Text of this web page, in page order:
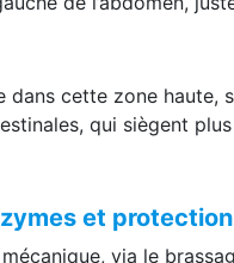
cette zone haute,
qui siègent
et protection
via le